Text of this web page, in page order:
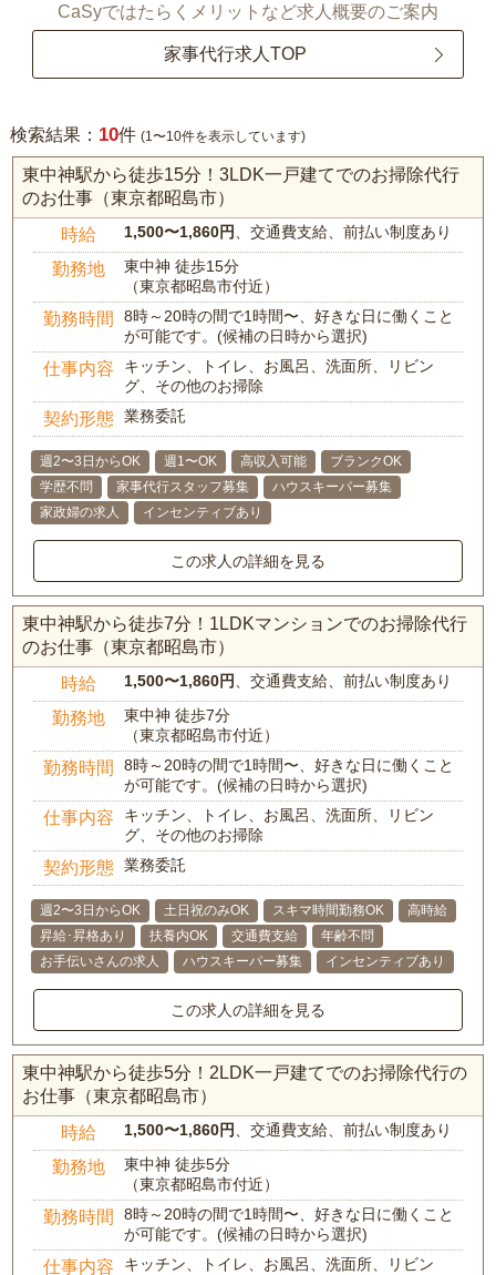
CaSyではたらくメリットなど求人概要のご案内
家事代行求人TOP
検索結果： 10件 (1〜10件を表示しています)
東中神駅から徒歩15分！3LDK一戸建てでのお掃除代行
のお仕事（東京都昭島市）
時給 1,500〜1,860円 、交通費支給、前払い制度あり
勤務地
東中神 徒歩15分
（東京都昭島市付近）
勤務時間
8時～20時の間で1時間〜、好きな日に働くこと
が可能です。(候補の日時から選択)
仕事内容
キッチン、トイレ、お風呂、洗面所、リビン
グ、その他のお掃除
契約形態 業務委託
週2〜3日からOK 週1〜OK 高収入可能
ブランクOK
学歴不問
家事代行スタッフ募集
ハウスキーパー募集
家政婦の求人
インセンティブあり
この求人の詳細を見る
東中神駅から徒歩7分！1LDKマンションでのお掃除代行
のお仕事（東京都昭島市）
時給 1,500〜1,860円 、交通費支給、前払い制度あり
勤務地
東中神 徒歩7分
（東京都昭島市付近）
勤務時間
8時～20時の間で1時間〜、好きな日に働くこと
が可能です。(候補の日時から選択)
仕事内容
キッチン、トイレ、お風呂、洗面所、リビン
グ、その他のお掃除
契約形態 業務委託
週2〜3日からOK 土日祝のみOK スキマ時間勤務OK
高時給
昇給･昇格あり
扶養内OK 交通費支給
年齢不問
お手伝いさんの求人
ハウスキーパー募集 インセンティブあり
この求人の詳細を見る
東中神駅から徒歩5分！2LDK一戸建てでのお掃除代行の
お仕事（東京都昭島市）
時給 1,500〜1,860円 、交通費支給、前払い制度あり
勤務地
東中神 徒歩5分
（東京都昭島市付近）
勤務時間
8時～20時の間で1時間〜、好きな日に働くこと
が可能です。(候補の日時から選択)
仕事内容
キッチン、トイレ、お風呂、洗面所、リビン